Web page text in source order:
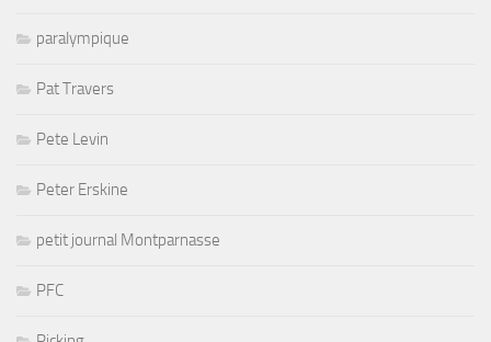
paralympique
Pat Travers
Pete Levin
Peter Erskine
petit journal Montparnasse
PFC